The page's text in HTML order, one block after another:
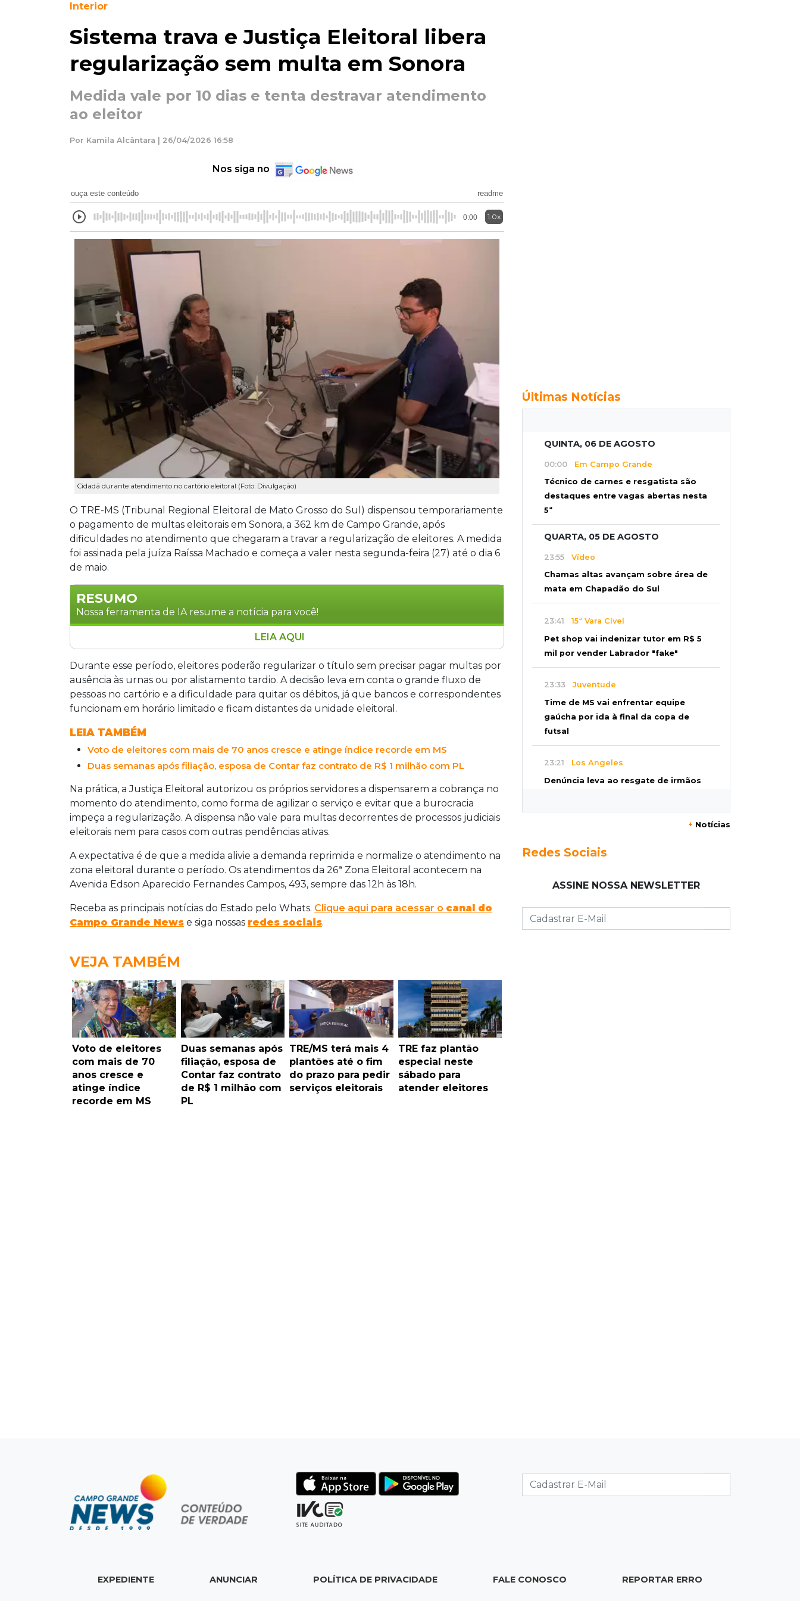
Interior
Sistema trava e Justiça Eleitoral libera
regularização sem multa em Sonora
Medida vale por 10 dias e tenta destravar atendimento
ao eleitor
Por Kamila Alcântara | 26/04/2026 16:58
Nos siga no
ouça este conteúdo readme
0:00 1.0x
Cidadã durante atendimento no cartório eleitoral (Foto: Divulgação)
O TRE-MS (Tribunal Regional Eleitoral de Mato Grosso do Sul) dispensou temporariamente
o pagamento de multas eleitorais em Sonora, a 362 km de Campo Grande, após
dificuldades no atendimento que chegaram a travar a regularização de eleitores. A medida
foi assinada pela juíza Raíssa Machado e começa a valer nesta segunda-feira (27) até o dia 6
de maio.
RESUMO
Nossa ferramenta de IA resume a notícia para você!
O TRE-MS dispensou temporariamente o pagamento de multas eleitorais em Sonora
entre 27 de abril e 6 de maio. A medida, assinada pela juíza Raíssa Machado, permite
que eleitores regularizem o título sem quitar débitos por ausência às urnas ou
alistamento tardio. A decisão considera o alto fluxo no cartório e a dificuldade de
acesso a bancos. A dispensa não vale para multas de processos judiciais eleitorais.
LEIA AQUI
Durante esse período, eleitores poderão regularizar o título sem precisar pagar multas por
ausência às urnas ou por alistamento tardio. A decisão leva em conta o grande fluxo de
pessoas no cartório e a dificuldade para quitar os débitos, já que bancos e correspondentes
funcionam em horário limitado e ficam distantes da unidade eleitoral.
LEIA TAMBÉM
Voto de eleitores com mais de 70 anos cresce e atinge índice recorde em MS
Duas semanas após filiação, esposa de Contar faz contrato de R$ 1 milhão com PL
Na prática, a Justiça Eleitoral autorizou os próprios servidores a dispensarem a cobrança no
momento do atendimento, como forma de agilizar o serviço e evitar que a burocracia
impeça a regularização. A dispensa não vale para multas decorrentes de processos judiciais
eleitorais nem para casos com outras pendências ativas.
A expectativa é de que a medida alivie a demanda reprimida e normalize o atendimento na
zona eleitoral durante o período. Os atendimentos da 26ª Zona Eleitoral acontecem na
Avenida Edson Aparecido Fernandes Campos, 493, sempre das 12h às 18h.
Receba as principais notícias do Estado pelo Whats. Clique aqui para acessar o canal do
Campo Grande News e siga nossas redes sociais.
VEJA TAMBÉM
Voto de eleitores
com mais de 70
anos cresce e
atinge índice
recorde em MS
Duas semanas após
filiação, esposa de
Contar faz contrato
de R$ 1 milhão com
PL
TRE/MS terá mais 4
plantões até o fim
do prazo para pedir
serviços eleitorais
TRE faz plantão
especial neste
sábado para
atender eleitores
Últimas Notícias
QUINTA, 06 DE AGOSTO
00:00 Em Campo Grande
Técnico de carnes e resgatista são
destaques entre vagas abertas nesta
5ª
QUARTA, 05 DE AGOSTO
23:55 Vídeo
Chamas altas avançam sobre área de
mata em Chapadão do Sul
23:41 15ª Vara Cível
Pet shop vai indenizar tutor em R$ 5
mil por vender Labrador "fake"
23:33 Juventude
Time de MS vai enfrentar equipe
gaúcha por ida à final da copa de
futsal
23:21 Los Angeles
Denúncia leva ao resgate de irmãos
MS com formação de ciclone bomba
23:00Ideb
Entre escolas com nota divulgada, 3
estaduais lideram o Ensino Médio na
Veja as dezenas de hoje na Dupla
Sena, Lotomania, Super Sete e mais
+ Notícias
Redes Sociais
ASSINE NOSSA NEWSLETTER
EXPEDIENTE ANUNCIAR POLÍTICA DE PRIVACIDADE FALE CONOSCO REPORTAR ERRO